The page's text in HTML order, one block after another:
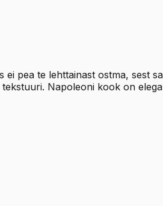
pea te lehttainast ostma, sest
Napoleoni kook on